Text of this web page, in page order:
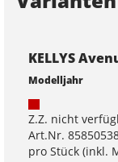
KELLYS
Modelljahr
Z.Z. nicht
Art.Nr.
pro Stück (inkl.